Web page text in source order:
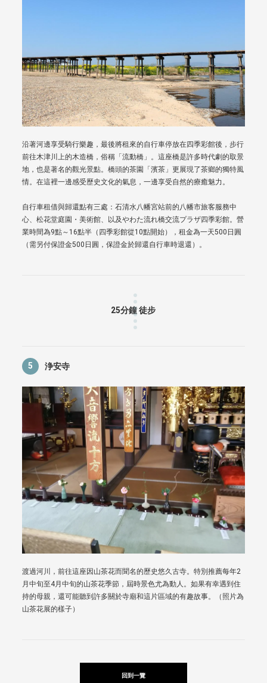
沿著河邊享受騎行樂趣，最後將租來的自行車停放在四季彩館後，步行
前往木津川上的木造橋，俗稱「流動橋」。這座橋是許多時代劇的取景
地，也是著名的觀光景點。橋頭的茶園「濱茶」更展現了茶鄉的獨特風
情。在這裡一邊感受歷史文化的氣息，一邊享受自然的療癒魅力。
自行車租借與歸還點有三處：石清水八幡宮站前的八幡市旅客服務中
心、松花堂庭園・美術館、以及やわた流れ橋交流プラザ四季彩館。營
業時間為9點～16點半（四季彩館從10點開始），租金為一天500日圓
（需另付保證金500日圓，保證金於歸還自行車時退還）。
25分鐘 徒步
5 浄安寺
渡過河川，前往這座因山茶花而聞名的歷史悠久古寺。特別推薦每年2
月中旬至4月中旬的山茶花季節，屆時景色尤為動人。如果有幸遇到住
持的母親，還可能聽到許多關於寺廟和這片區域的有趣故事。（照片為
山茶花展的樣子）
回到一覽